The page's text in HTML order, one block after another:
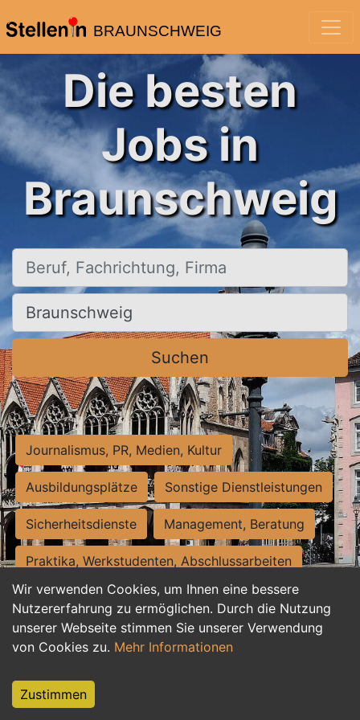
BRAUNSCHWEIG
Wir verwenden Cookies, um Ihnen eine bessere
Nutzererfahrung zu ermöglichen. Durch die Nutzung
unserer Webseite stimmen Sie unserer Verwendung
von Cookies zu. Mehr Informationen
Zustimmen
Die besten
Jobs in
Braunschweig
Beruf, Fachrichtung, Firma
Ort, Stadt
Suchen
Journalismus, PR, Medien, Kultur
Ausbildungsplätze Sonstige Dienstleistungen
Sicherheitsdienste Management, Beratung
Praktika, Werkstudenten, Abschlussarbeiten
Personalwesen Assistenz, Sekretariat
Hilfskräfte, Aushilfs- und Nebenjobs
Weiterbildung, Studium, duale Ausbildung